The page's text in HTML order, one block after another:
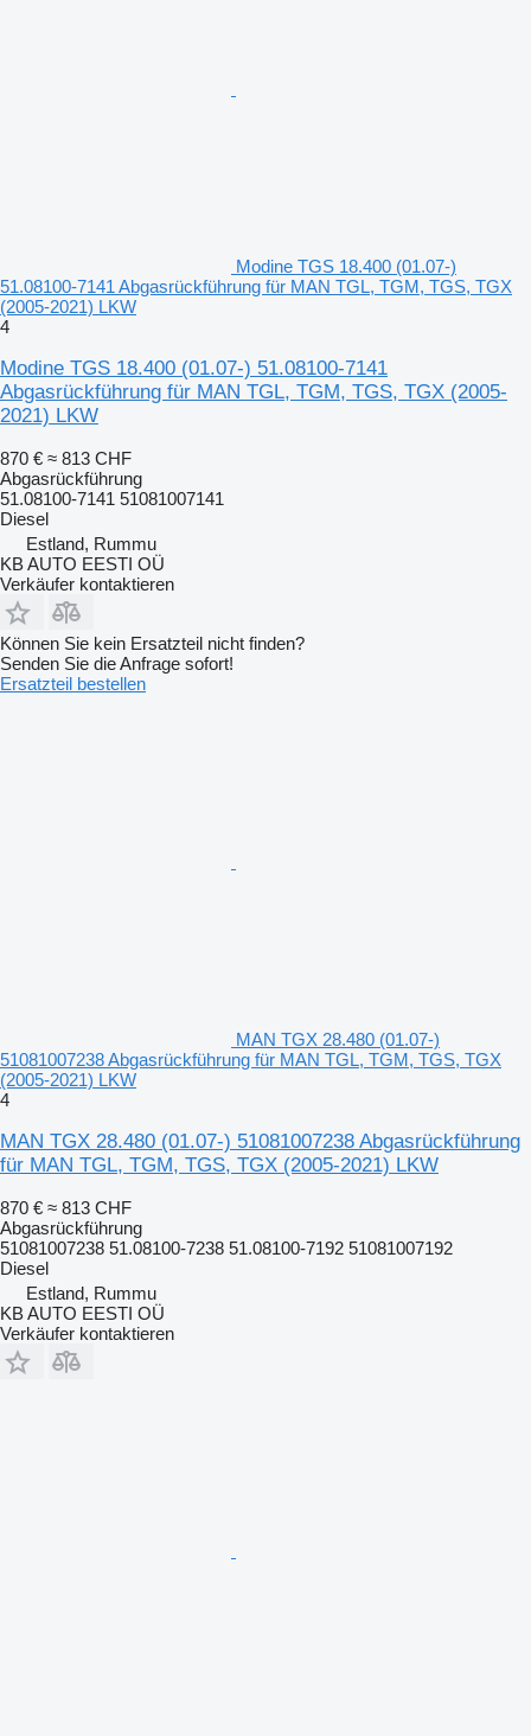
Modine TGS 18.400 (01.07-)
51.08100-7141 Abgasrückführung für MAN TGL, TGM, TGS, TGX
(2005-2021) LKW
4
Modine TGS 18.400 (01.07-) 51.08100-7141
Abgasrückführung für MAN TGL, TGM, TGS, TGX (2005-
2021) LKW
870 € ≈ 813 CHF
Abgasrückführung
51.08100-7141 51081007141
Diesel
Estland, Rummu
KB AUTO EESTI OÜ
Verkäufer kontaktieren
Können Sie kein Ersatzteil nicht finden?
Senden Sie die Anfrage sofort!
Ersatzteil bestellen
MAN TGX 28.480 (01.07-)
51081007238 Abgasrückführung für MAN TGL, TGM, TGS, TGX
(2005-2021) LKW
4
MAN TGX 28.480 (01.07-) 51081007238 Abgasrückführung
für MAN TGL, TGM, TGS, TGX (2005-2021) LKW
870 € ≈ 813 CHF
Abgasrückführung
51081007238 51.08100-7238 51.08100-7192 51081007192
Diesel
Estland, Rummu
KB AUTO EESTI OÜ
Verkäufer kontaktieren